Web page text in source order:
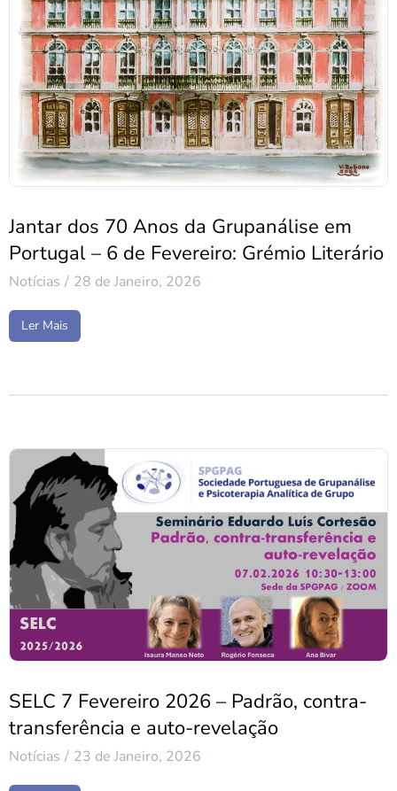
Jantar dos 70 Anos da Grupanálise em
Portugal – 6 de Fevereiro: Grémio Literário
Notícias 28 de Janeiro, 2026
Ler Mais
SELC 7 Fevereiro 2026 – Padrão, contra-
transferência e auto-revelação
Notícias 23 de Janeiro, 2026